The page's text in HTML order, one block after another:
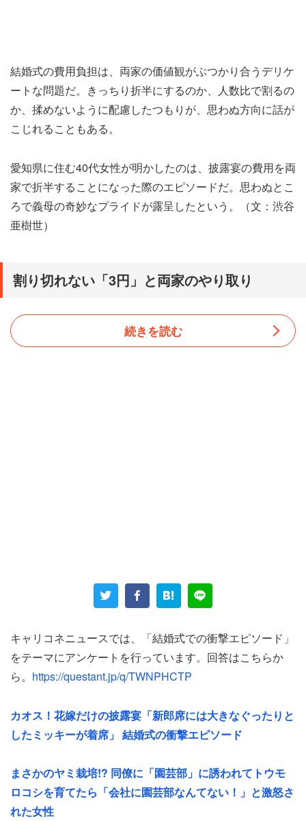
結婚式の費用負担は、両家の価値観がぶつかり合うデリケ
ートな問題だ。きっちり折半にするのか、人数比で割るの
か、揉めないように配慮したつもりが、思わぬ方向に話が
こじれることもある。
愛知県に住む40代女性が明かしたのは、披露宴の費用を両
家で折半することになった際のエピソードだ。思わぬとこ
ろで義母の奇妙なプライドが露呈したという。（文：渋谷
亜樹世）
割り切れない「3円」と両家のやり取り
「お嫁さんの方が親族が多い。ウチが末尾6円でオタクが7
円ね」
新婦側の親族のほうが出席者が多いという理由で、女性の
実家側に1円多く負担するよう求めてきたのだ。そこで女
「やはり人数で割りましょう。ウチの方が多いから、ウチ
が出します」
続きを読む
キャリコネニュースでは、「結婚式での衝撃エピソード」
をテーマにアンケートを行っています。回答はこちらか
ら。 https://questant.jp/q/TWNPHCTP
カオス！花嫁だけの披露宴「新郎席には大きなぐったりと
したミッキーが着席」 結婚式の衝撃エピソード
まさかのヤミ栽培!? 同僚に「園芸部」に誘われてトウモ
ロコシを育てたら「会社に園芸部なんてない！」と激怒さ
れた女性